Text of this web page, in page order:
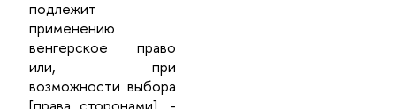
подлежит
применению
венгерское право
или, при
возможности выбора